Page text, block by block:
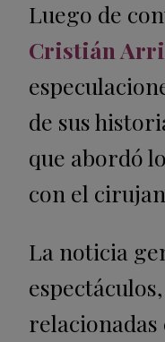
Luego de
Cristián
de sus
que abordó
con el
La noticia
relacionadas